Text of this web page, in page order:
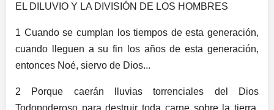
EL DILUVIO Y LA DIVISIÓN DE LOS HOMBRES
1 Cuando se cumplan los tiempos de esta generación,
cuando lleguen a su fin los años de esta generación,
entonces Noé, siervo de Dios...
2 Porque caerán lluvias torrenciales del Dios
Todopoderoso para destruir toda carne sobre la tierra,